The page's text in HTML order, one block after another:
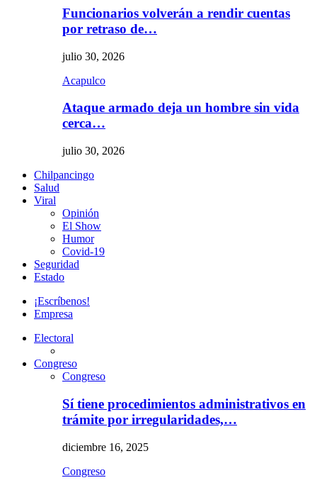
Funcionarios volverán a rendir cuentas
por retraso de…
julio 30, 2026
Acapulco
Ataque armado deja un hombre sin vida
cerca…
julio 30, 2026
Chilpancingo
Salud
Viral
Opinión
El Show
Humor
Covid-19
Seguridad
Estado
¡Escríbenos!
Empresa
Electoral
Congreso
Congreso
Sí tiene procedimientos administrativos en
trámite por irregularidades,…
diciembre 16, 2025
Congreso